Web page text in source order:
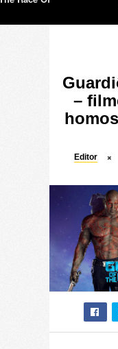
–
Editor